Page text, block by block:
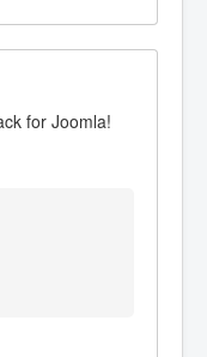
for Joomla!